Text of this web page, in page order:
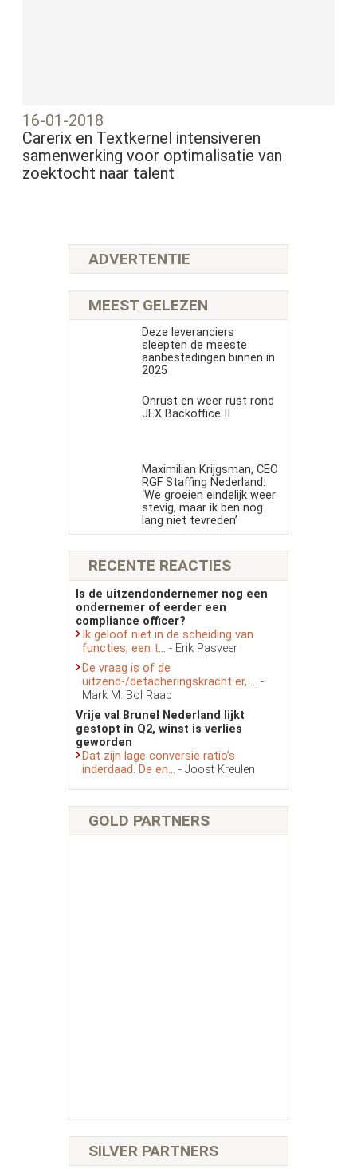
16-01-2018
Carerix en Textkernel intensiveren
samenwerking voor optimalisatie van
zoektocht naar talent
ADVERTENTIE
MEEST GELEZEN
Deze leveranciers
sleepten de meeste
aanbestedingen binnen in
2025
Onrust en weer rust rond
JEX Backoffice II
Maximilian Krijgsman, CEO
RGF Staffing Nederland:
‘We groeien eindelijk weer
stevig, maar ik ben nog
lang niet tevreden’
RECENTE REACTIES
Is de uitzendondernemer nog een
ondernemer of eerder een
compliance officer?
Ik geloof niet in de scheiding van
functies, een t... - Erik Pasveer
De vraag is of de
uitzend-/detacheringskracht er, ... -
Mark M. Bol Raap
Vrije val Brunel Nederland lijkt
gestopt in Q2, winst is verlies
geworden
Dat zijn lage conversie ratio’s
inderdaad. De en... - Joost Kreulen
GOLD PARTNERS
SILVER PARTNERS